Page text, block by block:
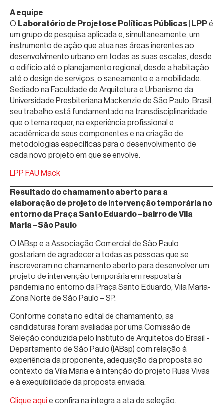
A equipe
O Laboratório de Projetos e Políticas Públicas | LPPé
um grupo de pesquisa aplicada e, simultaneamente, um
instrumento de ação que atua nas áreas inerentes ao
desenvolvimento urbano em todas as suas escalas, desde
o edifício até o planejamento regional, desde a habitação
até o design de serviços, o saneamento e a mobilidade.
Sediado na Faculdade de Arquitetura e Urbanismo da
Universidade Presbiteriana Mackenzie de São Paulo, Brasil,
seu trabalho está fundamentado na transdisciplinaridade
que o tema requer, na experiência profissional e
acadêmica de seus componentes e na criação de
metodologias específicas para o desenvolvimento de
cada novo projeto em que se envolve.
LPP FAU Mack
Resultado do chamamento aberto para a
elaboração de projeto de intervenção temporária no
entorno da Praça Santo Eduardo – bairro de Vila
Maria – São Paulo
O IABsp e a Associação Comercial de São Paulo
gostariam de agradecer a todas as pessoas que se
inscreveram no chamamento aberto para desenvolver um
projeto de intervenção temporária em resposta à
pandemia no entorno da Praça Santo Eduardo, Vila Maria-
Zona Norte de São Paulo – SP.
Conforme consta no edital de chamamento, as
candidaturas foram avaliadas por uma Comissão de
Seleção conduzida pelo Instituto de Arquitetos do Brasil -
Departamento de São Paulo (IABsp) com relação à
experiência da proponente, adequação da proposta ao
contexto da Vila Maria e à intenção do projeto Ruas Vivas
e à exequibilidade da proposta enviada.
Clique aqui e confira na íntegra a ata de seleção.